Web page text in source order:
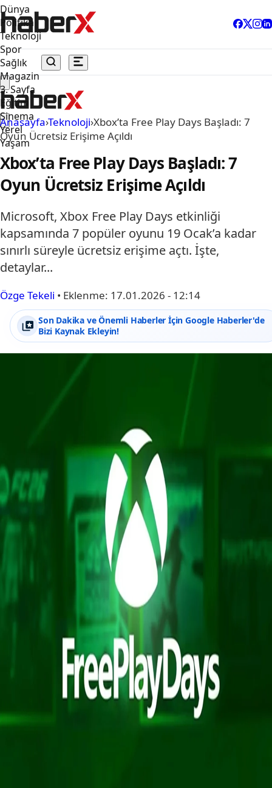
Dünya
Politika
Teknoloji
Spor
Sağlık
Magazin
3. Sayfa
Eğitim
Sinema
Yerel
Yaşam
Anasayfa›Teknoloji›Xbox’ta Free Play Days Başladı: 7
Oyun Ücretsiz Erişime Açıldı
Xbox’ta Free Play Days Başladı: 7
Oyun Ücretsiz Erişime Açıldı
Microsoft, Xbox Free Play Days etkinliği
kapsamında 7 popüler oyunu 19 Ocak’a kadar
sınırlı süreyle ücretsiz erişime açtı. İşte,
detaylar...
Özge Tekeli • Eklenme: 17.01.2026 - 12:14
Son Dakika ve Önemli Haberler İçin Google Haberler'de
Bizi Kaynak Ekleyin!